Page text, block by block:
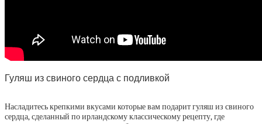
Гуляш из свиного сердца с подливкой
Насладитесь крепкими вкусами которые вам подарит гуляш из свиного
сердца, сделанный по ирландскому классическому рецепту, где